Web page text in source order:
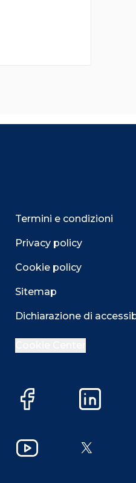
Termini e condizioni
Privacy policy
Cookie policy
Sitemap
Dichiarazione di
Facebook LinkedIn
YouTube X
Accetta Più opzioni